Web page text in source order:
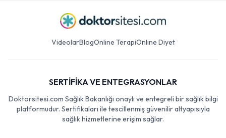
VideolarBlogOnline TerapiOnline Diyet
SERTİFİKA VE ENTEGRASYONLAR
Doktorsitesi.com Sağlık Bakanlığı onaylı ve entegreli bir sağlık bilgi
platformudur. Sertifikaları ile tescillenmiş güvenilir altyapısıyla
sağlık hizmetlerine erişim sağlar.